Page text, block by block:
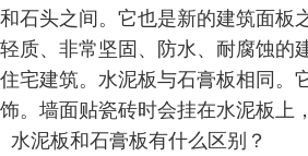
和石头之间。它也是新的建筑面板
轻质、非常坚固、防水、耐腐蚀的
住宅建筑。水泥板与石膏板相同。
饰。墙面贴瓷砖时会挂在水泥板上
水泥板和石膏板有什么区别？